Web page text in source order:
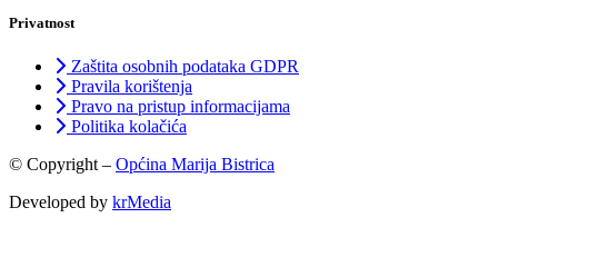
Privatnost
Zaštita osobnih podataka GDPR
Pravila korištenja
Pravo na pristup informacijama
Politika kolačića
© Copyright – Općina Marija Bistrica
Developed by krMedia